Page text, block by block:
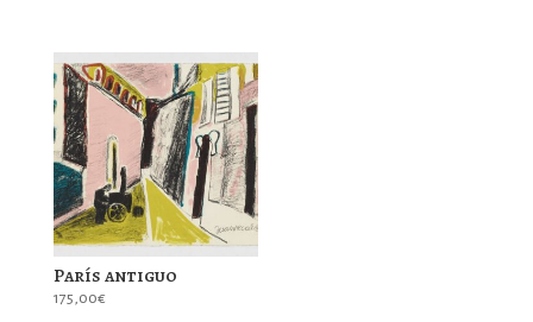
París antiguo
175,00€